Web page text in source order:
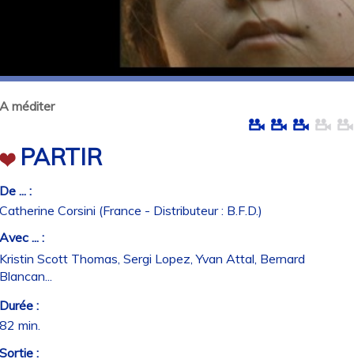
méditer
PARTIR
... :
Corsini (France - Distributeur : B.F.D.)
... :
Scott Thomas, Sergi Lopez, Yvan Attal, Bernard
:
min.
: